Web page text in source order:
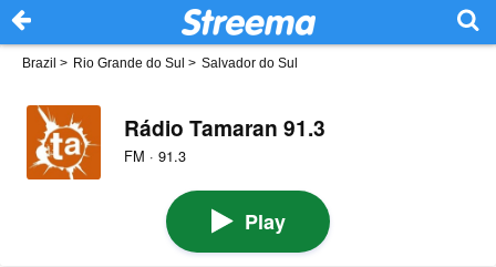
Brazil > Rio Grande do Sul > Salvador do Sul
Rádio Tamaran 91.3
FM · 91.3
Play